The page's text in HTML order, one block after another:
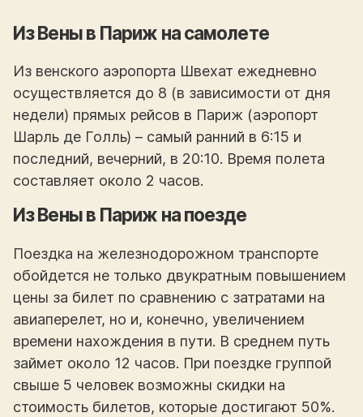
Из Вены в Париж на самолете
Из венского аэропорта Швехат ежедневно
осуществляется до 8 (в зависимости от дня
недели) прямых рейсов в Париж (аэропорт
Шарль де Голль) – самый ранний в 6:15 и
последний, вечерний, в 20:10. Время полета
составляет около 2 часов.
Из Вены в Париж на поезде
Поездка на железнодорожном транспорте
обойдется не только двукратным повышением
цены за билет по сравнению с затратами на
авиаперелет, но и, конечно, увеличением
времени нахождения в пути. В среднем путь
займет около 12 часов. При поездке группой
свыше 5 человек возможны скидки на
стоимость билетов, которые достигают 50%.